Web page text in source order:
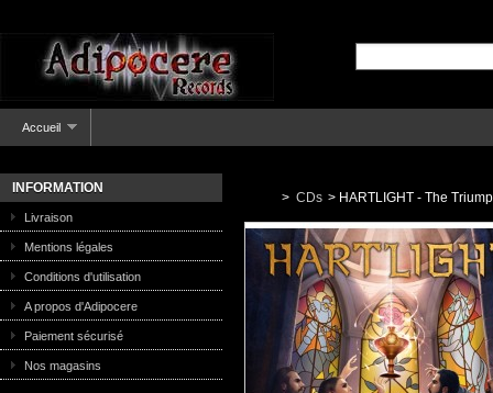
Accueil
INFORMATION
Livraison
Mentions légales
Conditions d'utilisation
A propos d'Adipocere
Paiement sécurisé
Nos magasins
> CDs > HARTLIGHT - The